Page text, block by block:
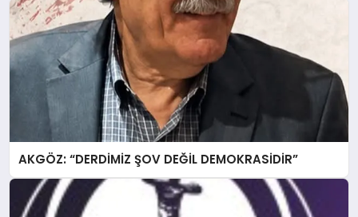
AKGÖZ: “DERDİMİZ ŞOV DEĞİL DEMOKRASİDİR”